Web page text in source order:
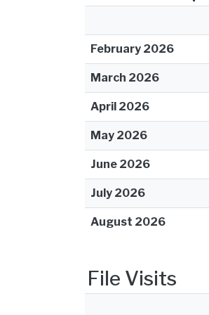
February 2026
March 2026
April 2026
May 2026
June 2026
July 2026
August 2026
File Visits